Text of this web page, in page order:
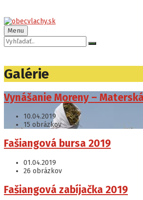
Menu
Vyhľadávanie:
Galérie
Vynášanie Moreny –
10.04.2019
15 obrázkov
Otvoriť
galériu
Fašiangová bursa 2019
01.04.2019
26 obrázkov
Otvoriť
galériu
Fašiangová zabíjačka 2019